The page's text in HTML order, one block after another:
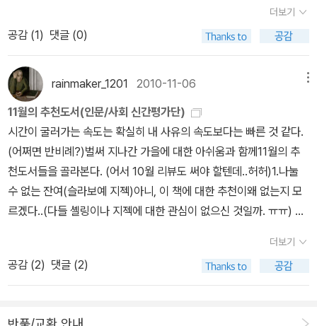
어떤 현상의 의미는 늘 다를 수 있음을 자각하는 태도, 즉 하나의 대상
이 각 관점과 상황에 따라 다르게 인식된다는 것을 이해하는 것이다.
하다. 그리고 후설은 이러한 태도야말로 참된 의미의 객관성이라고
말한다.(p71)... 후설은 의식과 대상을 분리해서 보는 것은 잘못이라
고 지적한다. 의식과 대상은 언제나 함께하는 동반자다.. 의식은 언제
나 '~에 대한 의식'으로 존재할 뿐이다. 이는 대상의 방향에서도 마찬
가지다. 대상 역시 의식 없이는 대상이 될 수 없다. 이러한 사정을 의
식의 '지향성'이라고 부른다. _ 박승억, <후설 & 하이데거 : 현상학, 철
학의 위기를 돌파하라>, p74 그렇지만, 과연 인간이 신(神)과 같이
전체를 조망해서 현상으로부터 본질을 추출해 낼 수 있을까. 쿠르드
mpleteness theorems)를 통해 증명한 바와 같이 가장 이성적인
학문으로 알려진 수학마저도 그 체계 내에서 증명할 수 없는 무엇인
가가 존재한다면 후설의 선험적 현상학 또한 불가능하지 않을까. 괴
된 높낮이도, 혹은 틈새와 충만도 없다. 실재는 갈라짐 없고 분화되지
않은 일종의 직물이며, 모든 곳이 충만한 그런 방식으로 짜여 있다. 실
재가 별도의 지대들로, 구분되는 지형들로, 대비되는 구조들로 나뉘
는 것은 상징적 질서의 결과인데, 상징적 질서는 실재의 매끄러운 겉
면을 자르고 들어가서 구분들과 틈새들과 구별가능한 존재자들을 만
들어내며 실재를 안장安葬시킨다. 실재를 폐기하면서 상징적 질서는
'현실'을 창조한다.(p62) <라캉의 주체> 中 언어로 말해질 수 없는
것은 그것의 현실의 일부가 아니다. 그것은 엄밀히 말해서, 실존하지
않는다. 라캉의 용어법에서 실존 existence은 언어의 산물이다. 따
라서 실재는 언어를 앞서므로, 실존하지 않는다.(p63)... 라캉적 관점
에서 볼 때 정신분석의 전제는, 언제나 상징계가 - 실재계를 암호화하
고, 그로써 그것을 변형하거나 환원하는 가운데 - 실재에 영향을 미칠
> 中 라캉에 의한면 '말할 수 없는 것은 실재하지 않는다'. 언어 이전
는 데 사용되는 변형 규칙과 근본적으로 다른 추론 규칙을 사용해야
한다는 자체 모순이 있다.(p76) <괴델의 증명> 中 괴델의 두 번째
결론은 더욱 놀랍고, 가히 혁명적이다. 공리적 방법에 근본적인 한계
가 있는 사실을 증명해보였기 때문이다. 괴델은 <수학원리>를 비롯
해서 산술학이 전개될 수 있는 다른 어떤 체계도 근본에서 불완전하
다는 것을 증명했다. 달리 말하면, 모순되지 않는 산술 공리로 이루어
진 임의의 집합이 주어질 때, 그 집합에서 유도될 수 없는 참값의 산술
적 명제가 있다는 것이다.(p77) <괴델의 증명> 中 '어떤 체계를 설
명하는 명제의 무모순성을 그 체계 내에서 증명하는 것이 불가능하
다'는 것으로 정리되는 '괴델의 증명' 를 바탕으로 서양 철학의 오랜
과제인 신 존재 증명(Proof for the Existence of God) 과제를 다
긍정적인 속성을 가진 경우에만 긍정이다.정리1. 긍정적 속성은 논리
을 수 있다. 경문사에서 출판된 책은 검색되지 않고 페이퍼에 알라딘
상품넣기가 되지 않는다. 승산에서 출판된 책이 검색된다. (그런데,
승산에서 출판된 것은 저자 3인으로 되어있다. 같은 책인가, 다른 책
인가) <괴델 불완전성의 정리> 서평 별점 ; ★★★☆ 수
학에 관한 책을 다시 읽으려 하는데, 그 첫 번째로 괴델의 불완전성 정
리에 관한 책을 골랐다. <괴델의 증명>(이 책은 나의 100대 책에 포
함되어 있다.)을 먼저 구입하고 읽었지만, 이번에는 <괴델의 불완성
의 정리>를 먼저 읽었다. 이 책은 괴델의 증명이 나오게 된 배경이
(일반인들이 이해하기 쉽게) 잘 설명되어 있다. 반면 실제적인 증명은
<괴델의 증명>에 잘 기술되어 있다. 이해하지 못하는 문장이 없도록
꼼꼼하게 읽었는데, 다 읽은 후의 감상이 조립되지 않은 시계 부품을
모아놓은 것 같다. (당연히 작동되지 않는다.) 인터넷의 글을 찾아 몇
편을 읽었지만, 스스로 생각하기에 이해가 불완전하다는 느낌을 지울
해 불완전성 정리에 대한 이해가 한편으론 더해진 것 같기도 하면서,
더보기
공감 (1) 댓글 (0)
rainmaker_1201 2010-11-06
11월의 추천도서(인문/사회 신간평가단)
시간이 굴러가는 속도는 확실히 내 사유의 속도보다는 빠른 것 같다.
(어쩌면 반비례?)벌써 지나간 가을에 대한 아쉬움과 함께11월의 추
천도서들을 골라본다. (어서 10월 리뷰도 써야 할텐데..허허)1.나눌
수 없는 잔여(슬라보예 지젝)아니, 이 책에 대한 추천이왜 없는지 모
르겠다..(다들 셸링이나 지젝에 대한 관심이 없으신 것일까. ㅠㅠ) 어
것 같다. 헤겔과 '사라지는 매개자'로서의 주체가 다시 등장하고, 라캉
과 양자역학(?!)을 연결짓는걸 보면, 어쨋든 지젝은 계속 뭔가 '실
천'하려고 하고 있음에는 틀림없다. 2. 푸코, 바르트, 레비스트로스,
더보기
공감 (2) 댓글 (2)